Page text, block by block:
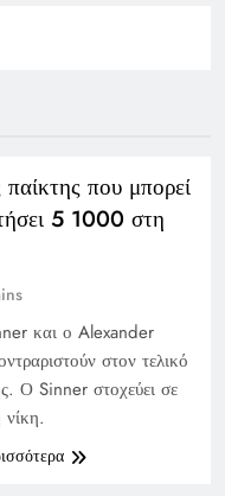
που μπορεί
5 1000 στη
και ο Alexander
στον τελικό
Ο Sinner στοχεύει σε
νίκη.